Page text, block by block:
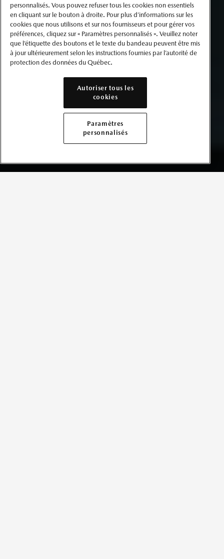
personnalisés. Vous pouvez refuser tous les cookies non essentiels
en cliquant sur le bouton à droite. Pour plus d’informations sur les
cookies que nous utilisons et sur nos fournisseurs et pour gérer vos
préférences, cliquez sur « Paramètres personnalisés ». Veuillez noter
que l’étiquette des boutons et le texte du bandeau peuvent être mis
à jour ultérieurement selon les instructions fournies par l’autorité de
protection des données du Québec.
Autoriser tous les
cookies
Paramètres
personnalisés